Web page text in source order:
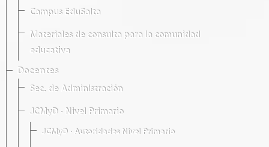
Campus EduSalta
Materiales de consulta para la comunidad
educativa
Docentes
Sec. de Administración
JCMyD · Nivel Primario
JCMyD · Autoridades Nivel Primario